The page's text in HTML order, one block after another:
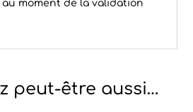
moment de la validation
peut-être aussi…